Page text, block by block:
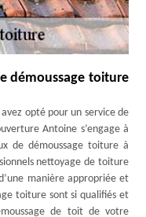
démoussage toiture
opté pour un service de
Antoine s’engage à
de démoussage toiture à
nettoyage de toiture
manière appropriée et
toiture sont si qualifiés et
de toit de votre